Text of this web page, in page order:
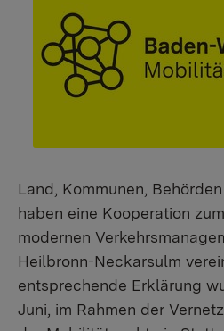
Land, Kommunen,
haben eine Kooperation
modernen
Heilbronn-Neckarsulm
entsprechende Erklärung
Juni, im Rahmen der